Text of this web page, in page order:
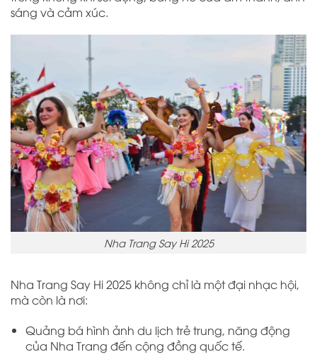
sáng và cảm xúc.
Nha Trang Say Hi 2025
Nha Trang Say Hi 2025 không chỉ là một đại nhạc hội,
mà còn là nơi:
Quảng bá hình ảnh du lịch trẻ trung, năng động
của Nha Trang đến cộng đồng quốc tế.